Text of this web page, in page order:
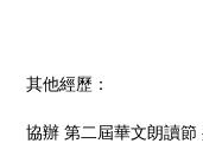
其他經歷：
協辦 第二屆華文朗讀